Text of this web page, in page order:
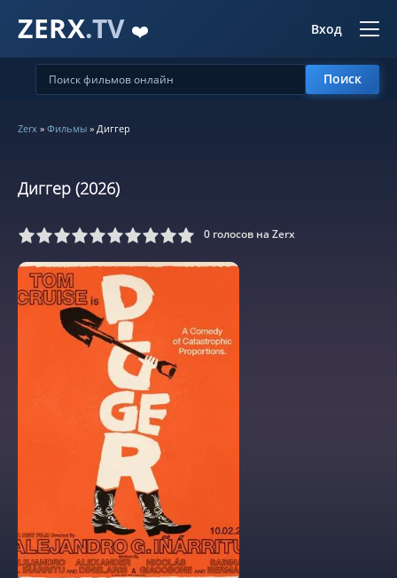
ZERX.TV ❤️ Вход
Поиск
Zerx » Фильмы » Диггер
Диггер (2026)
6 7 8 9 10 0 голосов на Zerx